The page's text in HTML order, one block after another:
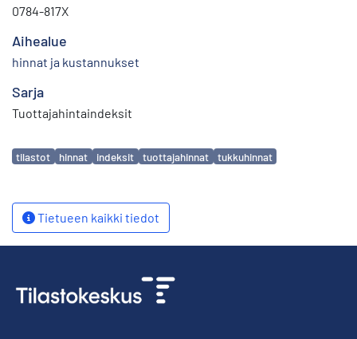
0784-817X
Aihealue
hinnat ja kustannukset
Sarja
Tuottajahintaindeksit
Avainsanat
tilastot hinnat indeksit tuottajahinnat tukkuhinnat
Tietueen kaikki tiedot